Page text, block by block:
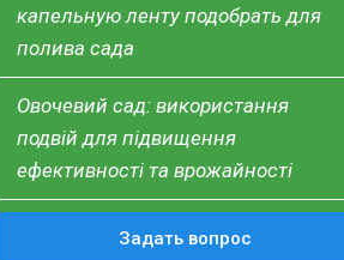
капельную ленту подобрать для
полива сада
Овочевий сад: використання
подвій для підвищення
ефективності та врожайності
Задать вопрос